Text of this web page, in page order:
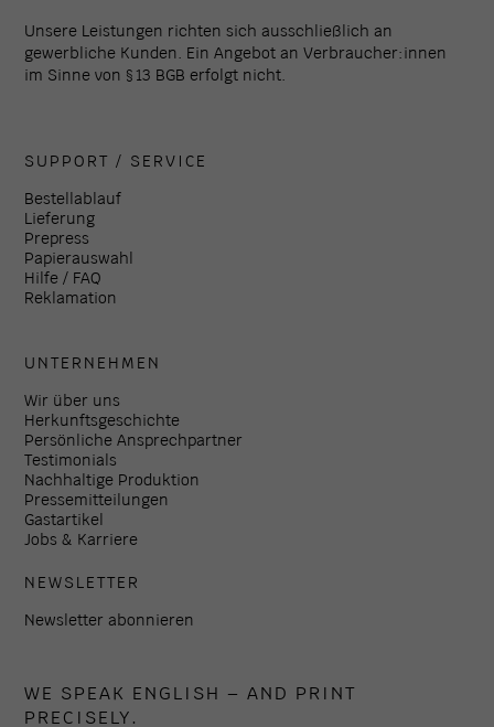
Unsere Leistungen richten sich ausschließlich an
gewerbliche Kunden. Ein Angebot an Verbraucher:innen
im Sinne von § 13 BGB erfolgt nicht.
SUPPORT / SERVICE
Bestellablauf
Lieferung
Prepress
Papierauswahl
Hilfe / FAQ
Reklamation
UNTERNEHMEN
Wir über uns
Herkunftsgeschichte
Persönliche Ansprechpartner
Testimonials
Nachhaltige Produktion
Pressemitteilungen
Gastartikel
Jobs & Karriere
NEWSLETTER
Newsletter abonnieren
WE SPEAK ENGLISH – AND PRINT
PRECISELY.